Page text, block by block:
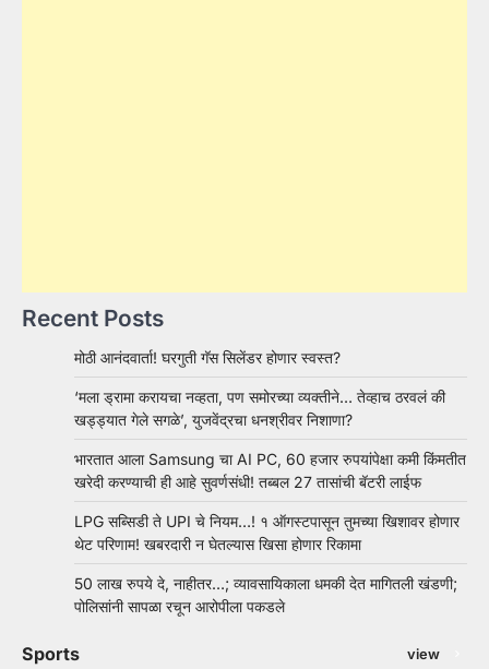
Recent Posts
मोठी आनंदवार्ता! घरगुती गॅस सिलेंडर होणार स्वस्त?
‘मला ड्रामा करायचा नव्हता, पण समोरच्या व्यक्तीने… तेव्हाच ठरवलं की
खड्ड्यात गेले सगळे’, युजवेंद्रचा धनश्रीवर निशाणा?
भारतात आला Samsung चा AI PC, 60 हजार रुपयांपेक्षा कमी किंमतीत
खरेदी करण्याची ही आहे सुवर्णसंधी! तब्बल 27 तासांची बॅटरी लाईफ
LPG सब्सिडी ते UPI चे नियम…! १ ऑगस्टपासून तुमच्या खिशावर होणार
थेट परिणाम! खबरदारी न घेतल्यास खिसा होणार रिकामा
50 लाख रुपये दे, नाहीतर…; व्यावसायिकाला धमकी देत मागितली खंडणी;
पोलिसांनी सापळा रचून आरोपीला पकडले
Sports view